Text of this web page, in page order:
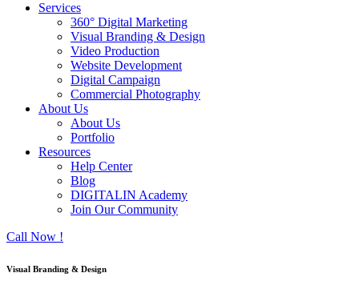
Services
360° Digital Marketing
Visual Branding & Design
Video Production
Website Development
Digital Campaign
Commercial Photography
About Us
About Us
Portfolio
Resources
Help Center
Blog
DIGITALIN Academy
Join Our Community
Call Now !
Visual Branding & Design